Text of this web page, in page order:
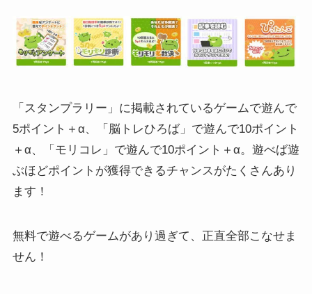
「スタンプラリー」に掲載されているゲームで遊んで
5ポイント＋α、「脳トレひろば」で遊んで10ポイント
＋α、「モリコレ」で遊んで10ポイント＋α。遊べば遊
ぶほどポイントが獲得できるチャンスがたくさんあり
ます！
無料で遊べるゲームがあり過ぎて、正直全部こなせま
せん！